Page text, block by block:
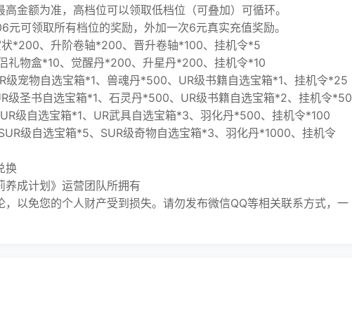
额为准，高档位可以领取低档位（可叠加）可循环。
可领取所有档位的奖励，外加一次6元真实充值奖励。
*200、升阶卷轴*200、晋升卷轴*100、挂机令*5
物盒*10、觉醒丹*200、升星丹*200、挂机令*10
宠物自选宝箱*1、兽魂丹*500、UR级书籍自选宝箱*1、挂机令*25
圣书自选宝箱*1、石灵丹*500、UR级书籍自选宝箱*2、挂机令*50
级自选宝箱*1、UR武具自选宝箱*3、羽化丹*500、挂机令*100
级自选宝箱*5、SUR级奇物自选宝箱*3、羽化丹*1000、挂机令
换
成计划》运营团队所拥有
以免您的个人财产受到损失。请勿发布微信QQ等相关联系方式，一